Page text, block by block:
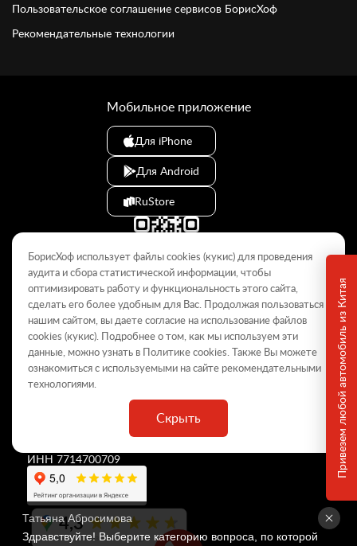
Привезем любой автомобиль из Китая
Пользовательское соглашение сервисов БорисХоф
Рекомендательные технологии
© 2009–2026
Данный интернет-сайт носит информационный характер и не
является публичной офертой, определяемой положениями Статьи
437 ГК РФ. Для получения подробной информации обращайтесь в
дилерские центры.
БорисХоф Холдинг»
ИНН 7714700709
4,3
Мобильное приложение
Для iPhone
Для Android
RuStore
БорисХоф использует файлы cookies (кукиc) для проведения
аудита и сбора статистической информации, чтобы
оптимизировать работу и функциональность этого сайта,
сделать его более удобным для Вас. Продолжая пользоваться
нашим сайтом, вы даете согласие на использование файлов
cookies (кукиc). Подробнее о том, как мы используем эти
данные, можно узнать в Политикеcookies. Также Вы можете
ознакомиться с используемыми на сайте рекомендательными
технологиями.
Скрыть
Татьяна Абросимова
Здравствуйте! Выберите категорию вопроса, по которой